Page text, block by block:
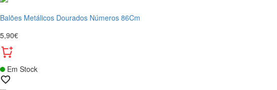
Balões Metálicos Dourados Números 86Cm
5,90€
Em Stock